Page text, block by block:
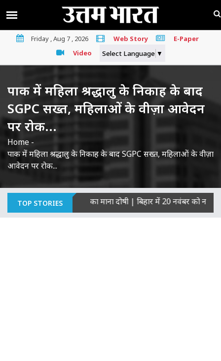
Friday , Aug 7 , 2026 Web Story
E-Paper
Video
Select Language ▼
पाक में महिला श्रद्धालु के निकाह के बाद
SGPC सख्त, महिलाओं के वीज़ा आवेदन
पर रोक...
Home -
पाक में महिला श्रद्धालु के निकाह के बाद SGPC सख्त, महिलाओं के वीज़ा
आवेदन पर रोक...
TOP STORIES
की हत्याओं का माना दोषी|बिहार में 20 नवंबर को नई सरकार का